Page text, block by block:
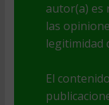
autor(a) es
las
legitimidad
El